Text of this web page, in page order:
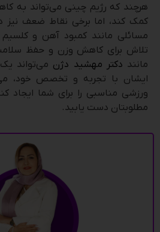
هرچند که رژیم چینی می‌تواند به
کمک کند، اما برخی نقاط ضعف نیز
مسائلی مانند کمبود آهن و کلسیم
تلاش برای کاهش وزن و حفظ
مانند دکتر مهشید دژن می‌تواند
ایشان با تجربه و تخصص خود،
ورزشی مناسبی را برای شما ایجاد
مطلوبتان دست یابید.